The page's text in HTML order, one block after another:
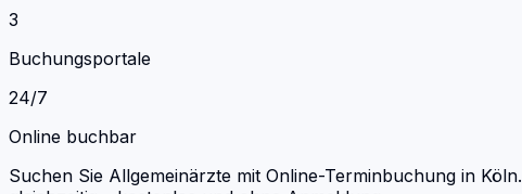
3
Buchungsportale
24/7
Online buchbar
Suchen Sie Allgemeinärzte mit Online-Terminbuchung in Köln.